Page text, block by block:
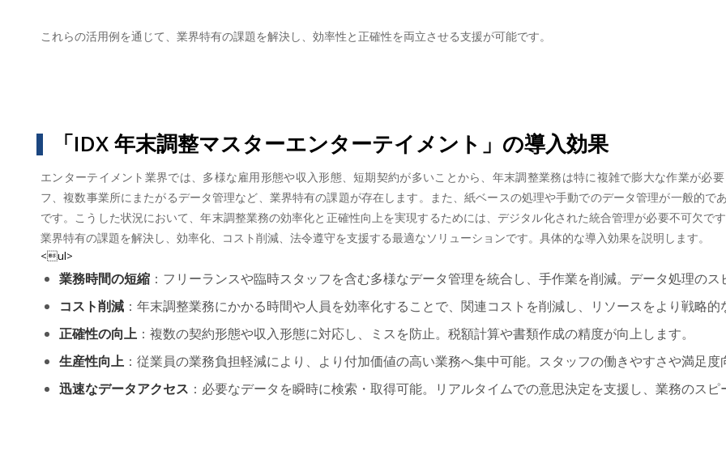
これらの活用例を通じて、業界特有の課題を解決し、効率性と正確性を両立させる支援が可能です。
「IDX 年末調整マスターエンターテイメント」の導入効果
エンターテイメント業界では、多様な雇用形態や収入形態、短期契約が多いことから、年末調整業務は特に複雑で膨大な作業が必
フ、複数事業所にまたがるデータ管理など、業界特有の課題が存在します。また、紙ベースの処理や手動でのデータ管理が一般的
です。こうした状況において、年末調整業務の効率化と正確性向上を実現するためには、デジタル化された統合管理が必要不可欠で
業界特有の課題を解決し、効率化、コスト削減、法令遵守を支援する最適なソリューションです。具体的な導入効果を説明します。
<ul>
業務時間の短縮 ：フリーランスや臨時スタッフを含む多様なデータ管理を統合し、手作業を削減。データ処理のス
コスト削減 ：年末調整業務にかかる時間や人員を効率化することで、関連コストを削減し、リソースをより戦略的
正確性の向上 ：複数の契約形態や収入形態に対応し、ミスを防止。税額計算や書類作成の精度が向上します。
生産性向上 ：従業員の業務負担軽減により、より付加価値の高い業務へ集中可能。スタッフの働きやすさや満足度
迅速なデータアクセス ：必要なデータを瞬時に検索・取得可能。リアルタイムでの意思決定を支援し、業務のスピ